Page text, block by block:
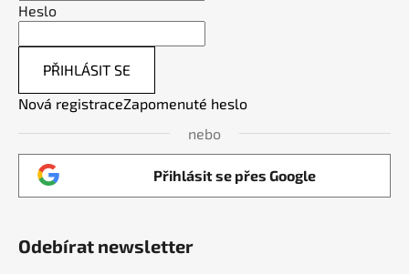
Heslo
PŘIHLÁSIT SE
Nová registraceZapomenuté heslo
nebo
Přihlásit se přes Google
Odebírat newsletter